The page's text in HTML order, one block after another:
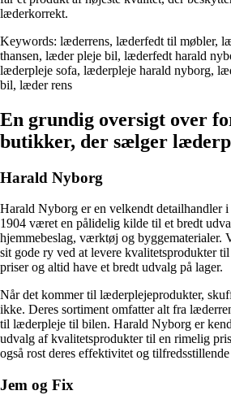
læderkorrekt.
Keywords: læderrens, læderfedt til møbler,
thansen, læder pleje bil, læderfedt harald
læderpleje sofa, læderpleje harald nyborg,
bil, læder rens
En grundig oversigt over
butikker, der sælger
Harald Nyborg
Harald Nyborg er en velkendt detailhandler
1904 været en pålidelig kilde til et bredt
hjemmebeslag, værktøj og byggematerialer.
sit gode ry ved at levere kvalitetsprodukter
priser og altid have et bredt udvalg på lager.
Når det kommer til læderplejeprodukter,
ikke. Deres sortiment omfatter alt fra
til læderpleje til bilen. Harald Nyborg er
udvalg af kvalitetsprodukter til en rimelig
også rost deres effektivitet og tilfredsstillende
Jem og Fix